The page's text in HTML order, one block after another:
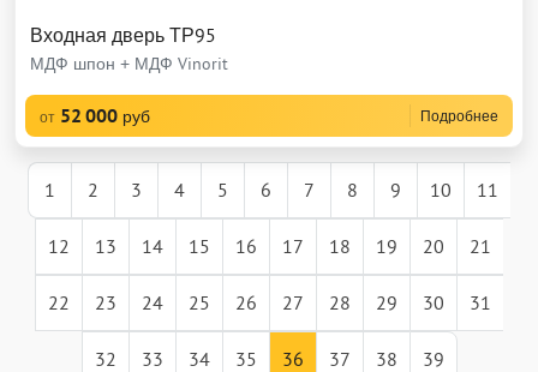
Входная дверь ТР95
МДФ шпон + МДФ Vinorit
от 52 000 руб Подробнее
1 2 3 4 5 6 7 8 9 10 11
12 13 14 15 16 17 18 19 20 21
22 23 24 25 26 27 28 29 30 31
32 33 34 35 36 37 38 39